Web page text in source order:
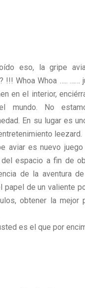
eso, la gripe
!!! Whoa Whoa …..
en el interior,
mundo. No
En su lugar es
leezard.
aviar es nuevo
espacio a fin de
de la aventura
papel de un valiente
obtener la mejor
es el que por